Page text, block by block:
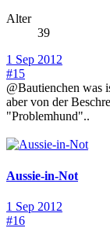
Alter
39
1 Sep 2012
#15
@Bautienchen was
aber von der
"Problemhund"..
Aussie-in-Not
1 Sep 2012
#16